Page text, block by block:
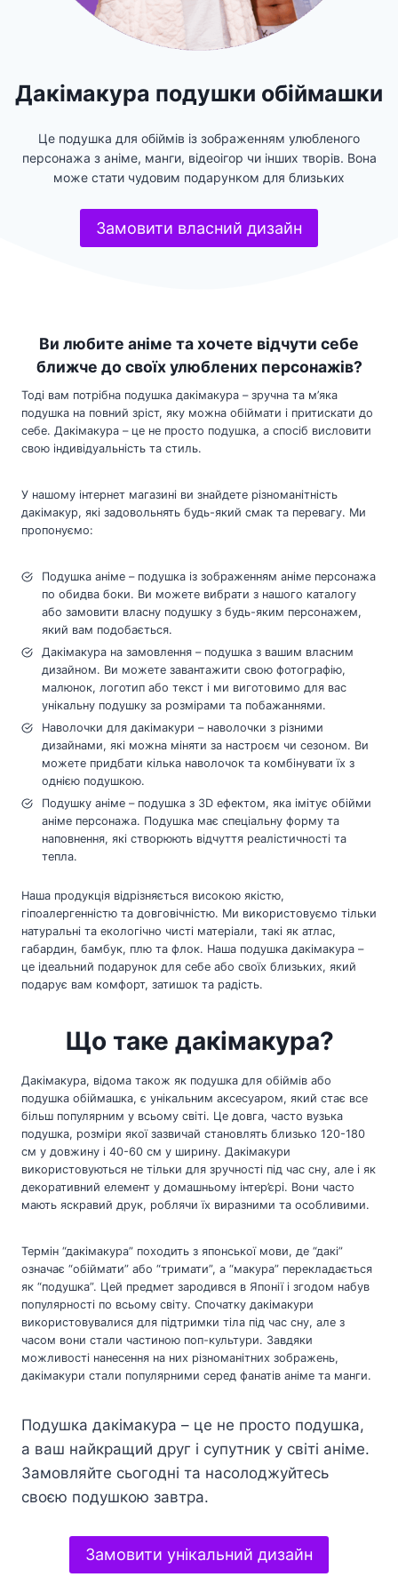
Дакімакура подушки обіймашки
Це подушка для обіймів із зображенням улюбленого
персонажа з аніме, манги, відеоігор чи інших творів. Вона
може стати чудовим подарунком для близьких
Замовити власний дизайн
Ви любите аніме та хочете відчути себе
ближче до своїх улюблених персонажів?
Тоді вам потрібна подушка дакімакура – зручна та м’яка
подушка на повний зріст, яку можна обіймати і притискати до
себе. Дакімакура – це не просто подушка, а спосіб висловити
свою індивідуальність та стиль.
У нашому інтернет магазині ви знайдете різноманітність
дакімакур, які задовольнять будь-який смак та перевагу. Ми
пропонуємо:
Подушка аніме – подушка із зображенням аніме персонажа
по обидва боки. Ви можете вибрати з нашого каталогу
або замовити власну подушку з будь-яким персонажем,
який вам подобається.
Дакімакура на замовлення – подушка з вашим власним
дизайном. Ви можете завантажити свою фотографію,
малюнок, логотип або текст і ми виготовимо для вас
унікальну подушку за розмірами та побажаннями.
Наволочки для дакімакури – наволочки з різними
дизайнами, які можна міняти за настроєм чи сезоном. Ви
можете придбати кілька наволочок та комбінувати їх з
однією подушкою.
Подушку аніме – подушка з 3D ефектом, яка імітує обійми
аніме персонажа. Подушка має спеціальну форму та
наповнення, які створюють відчуття реалістичності та
тепла.
Наша продукція відрізняється високою якістю,
гіпоалергенністю та довговічністю. Ми використовуємо тільки
натуральні та екологічно чисті матеріали, такі як атлас,
габардин, бамбук, плю та флок. Наша подушка дакімакура –
це ідеальний подарунок для себе або своїх близьких, який
подарує вам комфорт, затишок та радість.
Що таке дакімакура?
Дакімакура, відома також як подушка для обіймів або
подушка обіймашка, є унікальним аксесуаром, який стає все
більш популярним у всьому світі. Це довга, часто вузька
подушка, розміри якої зазвичай становлять близько 120-180
см у довжину і 40-60 см у ширину. Дакімакури
використовуються не тільки для зручності під час сну, але і як
декоративний елемент у домашньому інтер’єрі. Вони часто
мають яскравий друк, роблячи їх виразними та особливими.
Термін “дакімакура” походить з японської мови, де “дакі”
означає “обіймати” або “тримати”, а “макура” перекладається
як “подушка”. Цей предмет зародився в Японії і згодом набув
популярності по всьому світу. Спочатку дакімакури
використовувалися для підтримки тіла під час сну, але з
часом вони стали частиною поп-культури. Завдяки
можливості нанесення на них різноманітних зображень,
дакімакури стали популярними серед фанатів аніме та манги.
Подушка дакімакура – це не просто подушка,
а ваш найкращий друг і супутник у світі аніме.
Замовляйте сьогодні та насолоджуйтесь
своєю подушкою завтра.
Замовити унікальний дизайн